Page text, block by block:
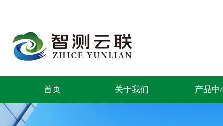
首页 关于我们 产品中